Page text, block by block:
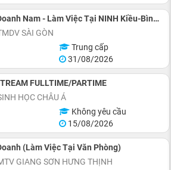
Nhân Viên Kinh Doanh Nam - Làm Việc Tại NINH Kiều-Bình Thủy
SÀI GÒN
Trung cấp
31/08/2026
FULLTIME/PARTIME
HỌC CHÂU Á
Không yêu cầu
15/08/2026
(Làm Việc Tại Văn Phòng)
GIANG SƠN HƯNG THỊNH